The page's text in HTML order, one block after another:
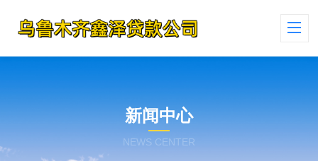
新闻中心
NEWS CENTER